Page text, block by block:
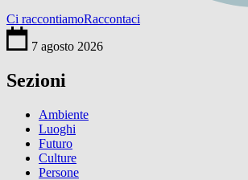
Ci raccontiamoRaccontaci
7 agosto 2026
Sezioni
Ambiente
Luoghi
Futuro
Culture
Persone